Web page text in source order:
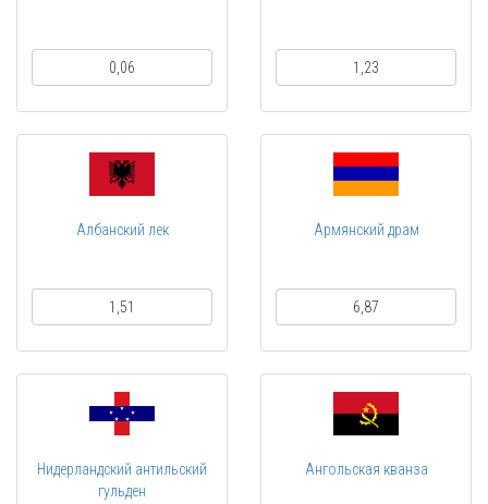
0,06 1,23
Албанский лек
1,51
Армянский драм
6,87
Нидерландский антильский
гульден
Ангольская кванза